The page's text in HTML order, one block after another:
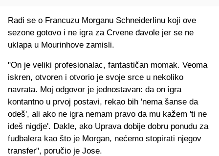
Radi se o Francuzu Morganu Schneiderlinu koji ove
sezone gotovo i ne igra za Crvene đavole jer se ne
uklapa u Mourinhove zamisli.
"On je veliki profesionalac, fantastičan momak. Veoma
iskren, otvoren i otvorio je svoje srce u nekoliko
navrata. Moj odgovor je jednostavan: da on igra
kontantno u prvoj postavi, rekao bih 'nema šanse da
odeš', ali ako ne igra nemam pravo da mu kažem 'ti ne
ideš nigdje'. Dakle, ako Uprava dobije dobru ponudu za
fudbalera kao što je Morgan, nećemo stopirati njegov
transfer", poručio je Jose.